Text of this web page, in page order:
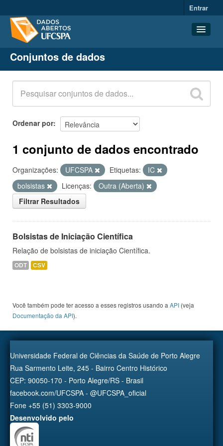
Entrar
Conjuntos de dados
Organizações
Grupos
Sobre
Conjuntos de dados
Ordenar por
1 conjunto de dados encontrado
Organizações: UFCSPA Etiquetas:
IC
bolsistas
Licenças:
Outra (Aberta)
Filtrar Resultados
Bolsistas de Iniciação Científica
Relação de bolsistas de iniciação Científica.
ODT CSV
Você também pode ter acesso a esses registros usando a API (veja
Documentação da API).
Universidade Federal de Ciências da Saúde de Porto Alegre
Rua Sarmento Leite, 245 - Bairro Centro Histórico
CEP: 90050-170 - Porto Alegre/RS - Brasil
facebook.com/UFCSPA - @UFCSPA_oficial
Fone +55 (51) 3303-9000
Desenvolvido pelo